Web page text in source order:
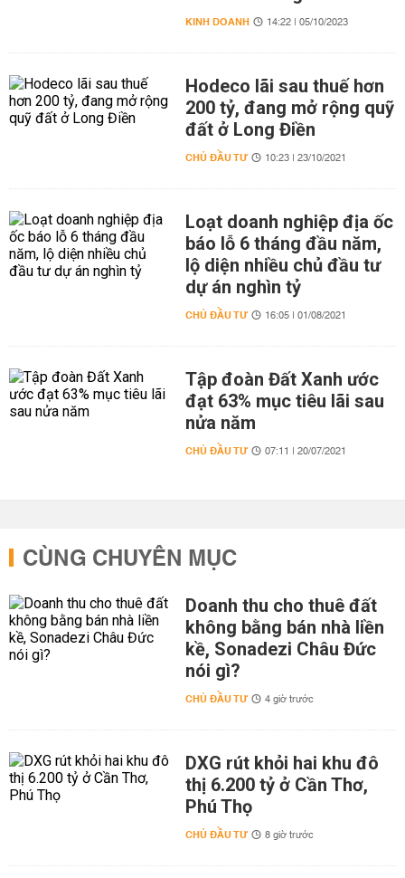
KINH DOANH 14:22 | 05/10/2023
Hodeco lãi sau thuế hơn
200 tỷ, đang mở rộng quỹ
đất ở Long Điền
CHỦ ĐẦU TƯ 10:23 | 23/10/2021
Loạt doanh nghiệp địa ốc
báo lỗ 6 tháng đầu năm,
lộ diện nhiều chủ đầu tư
dự án nghìn tỷ
CHỦ ĐẦU TƯ 16:05 | 01/08/2021
Tập đoàn Đất Xanh ước
đạt 63% mục tiêu lãi sau
nửa năm
CHỦ ĐẦU TƯ 07:11 | 20/07/2021
CÙNG CHUYÊN MỤC
Doanh thu cho thuê đất
không bằng bán nhà liền
kề, Sonadezi Châu Đức
nói gì?
CHỦ ĐẦU TƯ 4 giờ trước
DXG rút khỏi hai khu đô
thị 6.200 tỷ ở Cần Thơ,
Phú Thọ
CHỦ ĐẦU TƯ 8 giờ trước